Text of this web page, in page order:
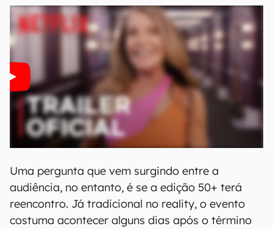
Uma pergunta que vem surgindo entre a
audiência, no entanto, é se a edição 50+ terá
reencontro. Já tradicional no reality, o evento
costuma acontecer alguns dias após o término